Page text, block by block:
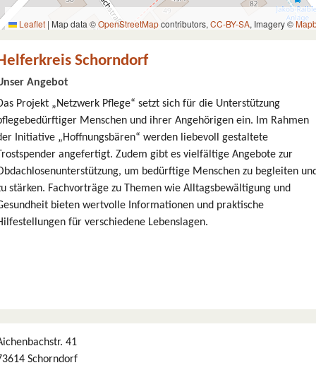
Leaflet | Map data ©OpenStreetMapcontributors, CC-BY-SA, Imagery ©
Schorndorf
Angebot
Projekt „Netzwerk Pflege“ setzt sich für die Unterstützung
Menschen und ihrer Angehörigen ein. Im Rahmen
Initiative „Hoffnungsbären“ werden liebevoll gestaltete
angefertigt. Zudem gibt es vielfältige Angebote zur
um bedürftige Menschen zu begleiten
stärken. Fachvorträge zu Themen wie Alltagsbewältigung und
bieten wertvolle Informationen und praktische
für verschiedene Lebenslagen.
41
Schorndorf